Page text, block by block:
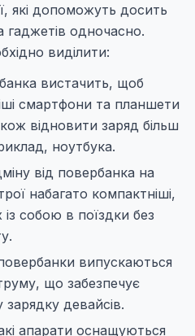
які допоможуть досить
гаджетів одночасно.
виділити:
вистачить, щоб
смартфони та планшети
відновити заряд більш
ноутбука.
від повербанка на
набагато компактніші,
собою в поїздки без
випускаються
що забезпечує
девайсів.
апарати оснащуються